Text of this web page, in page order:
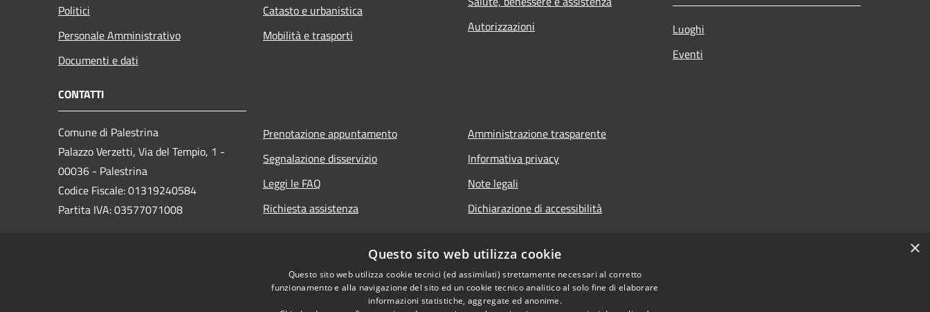
Politici
Personale Amministrativo
Documenti e dati
Catasto e urbanistica
Mobilità e trasporti
Autorizzazioni
Luoghi
Eventi
CONTATTI
Comune di Palestrina
Palazzo Verzetti, Via del Tempio, 1 -
00036 - Palestrina
Codice Fiscale: 01319240584
Partita IVA: 03577071008
Prenotazione appuntamento
Segnalazione disservizio
Leggi le FAQ
Richiesta assistenza
Amministrazione trasparente
Informativa privacy
Note legali
Dichiarazione di accessibilità
×
Questo sito web utilizza cookie
Questo sito web utilizza cookie tecnici (ed assimilati) strettamente necessari al corretto
funzionamento e alla navigazione del sito ed un cookie tecnico analitico al solo fine di elaborare
informazioni statistiche, aggregate ed anonime.